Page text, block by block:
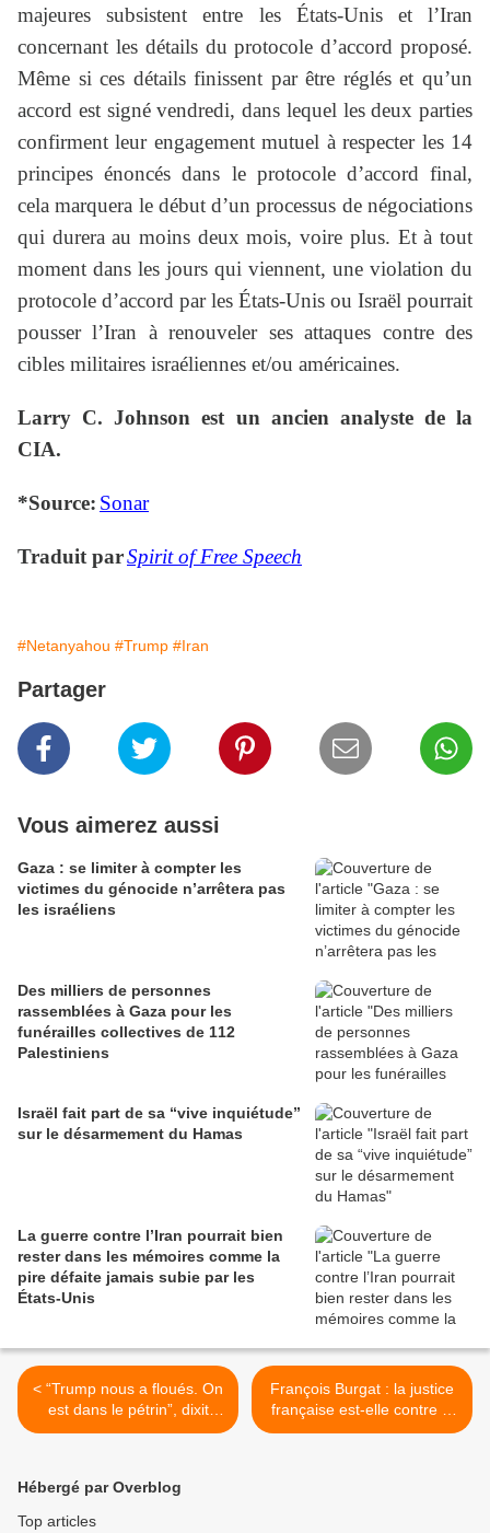
majeures subsistent entre les États-Unis et l’Iran
concernant les détails du protocole d’accord proposé.
Même si ces détails finissent par être réglés et qu’un
accord est signé vendredi, dans lequel les deux parties
confirment leur engagement mutuel à respecter les 14
principes énoncés dans le protocole d’accord final,
cela marquera le début d’un processus de négociations
qui durera au moins deux mois, voire plus. Et à tout
moment dans les jours qui viennent, une violation du
protocole d’accord par les États-Unis ou Israël pourrait
pousser l’Iran à renouveler ses attaques contre des
cibles militaires israéliennes et/ou américaines.
Larry C. Johnson est un ancien analyste de la
CIA.
*Source: Sonar
Traduit parSpirit of Free Speech
#Netanyahou #Trump #Iran
Partager
Vous aimerez aussi
Gaza : se limiter à compter les
victimes du génocide n’arrêtera pas
les israéliens
Des milliers de personnes
rassemblées à Gaza pour les
funérailles collectives de 112
Palestiniens
Israël fait part de sa “vive inquiétude”
sur le désarmement du Hamas
La guerre contre l’Iran pourrait bien
rester dans les mémoires comme la
pire défaite jamais subie par les
États-Unis
< “Trump nous a floués. On
est dans le pétrin”, dixit
Israël qui redoute l'accord
François Burgat : la justice
française est-elle contre la
Palestine ? >
Hébergé par Overblog
Top articles